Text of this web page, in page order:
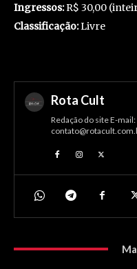
Ingressos:R$ 30,00
Classificação:Livre
Rota Cult
Redação do site E-mail: